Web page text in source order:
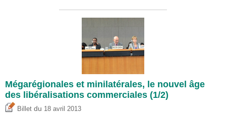
Mégarégionales et minilatérales, le nouvel âge
des libéralisations commerciales (1/2)
Billet du 18 avril 2013